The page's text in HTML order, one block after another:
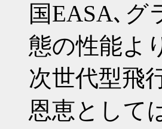
国EASA､グ
態の性能よ
次世代型飛
恩恵として